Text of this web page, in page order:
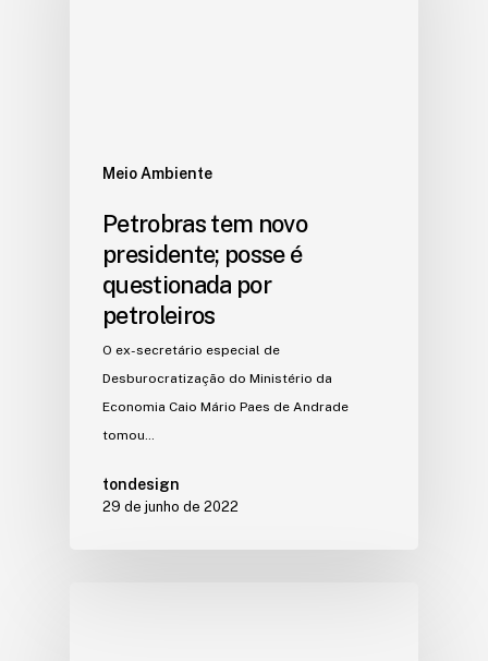
Meio Ambiente
Petrobras tem novo
presidente; posse é
questionada por
petroleiros
O ex-secretário especial de
Desburocratização do Ministério da
Economia Caio Mário Paes de Andrade
tomou…
tondesign
29 de junho de 2022